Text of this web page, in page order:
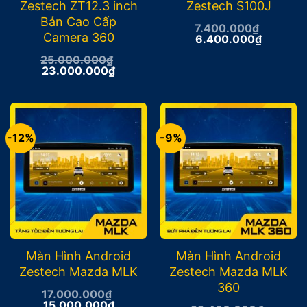
Zestech ZT12.3 inch
Bản Cao Cấp
Camera 360
25.000.000₫
Giá
25.000.000₫.
23.000.000₫Giá
là:
23.000.000₫.
Zestech S100J
7.400.000₫
Giá
6.400.000₫Giá
-12%
Màn Hình Android
Zestech Mazda MLK
17.000.000₫
Giá
Giá
-9%
Màn Hình Android
Zestech Mazda MLK
360